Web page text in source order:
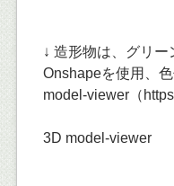
↓ 造形物は、グリ
Onshapeを使用、
model-viewer（
3D model-viewer